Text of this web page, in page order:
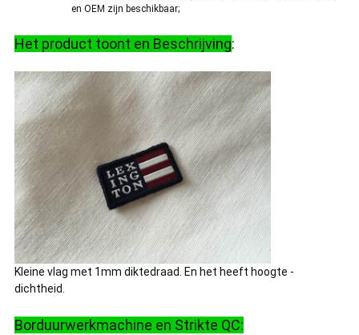
en OEM zijn beschikbaar;
Het product toont en Beschrijving:
Kleine vlag met 1mm diktedraad. En het heeft hoogte -
dichtheid.
Borduurwerkmachine en Strikte QC: